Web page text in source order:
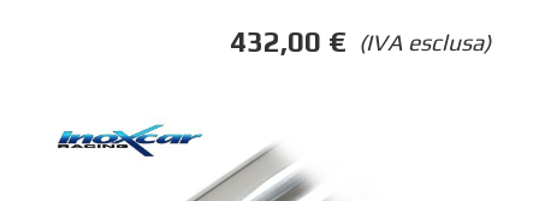
(IVA esclusa)
432,00 €